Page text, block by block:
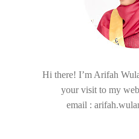
Hi there! I’m Arifah
your visit to my
email :